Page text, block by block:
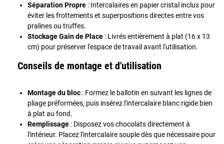
Séparation Propre : Intercalaires en papier cristal inclus pour
éviter les frottements et superpositions directes entre vos
pralines ou truffes.
Stockage Gain de Place : Livrés entièrement à plat (16 x 13
cm) pour préserver l'espace de travail avant l'utilisation.
Conseils de montage et d'utilisation
Montage du bloc : Formez le ballotin en suivant les lignes de
pliage préformées, puis insérez l'intercalaire blanc rigide bien
à plat au fond.
Remplissage : Disposez vos chocolats directement à
l'intérieur. Placez l'intercalaire souple dès que nécessaire pour